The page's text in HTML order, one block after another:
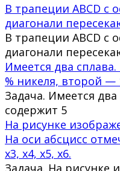
В трапеции ABCD с
диагонали
В трапеции ABCD с
диагонали
Имеется два
% никеля, второй —
Задача. Имеется
содержит 5
На рисунке
На оси абсцисс
x3, x4, x5, x6.
Задача. На рисунке